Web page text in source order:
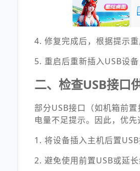
4. 修复完成后，根据提示
5. 重启后重新插入USB设备
二、检查USB接口
部分USB接口（如机箱前
电量不足提示。因此，优先
1. 将设备插入主机后置USB
2. 避免使用前置USB或延长